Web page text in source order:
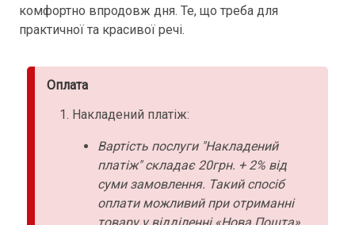
комфортно впродовж дня. Те, що треба для
практичної та красивої речі.
Оплата
Накладений платіж:
Вартість послуги "Накладений
платіж" складає 20грн. + 2% від
суми замовлення. Такий спосіб
оплати можливий при отриманні